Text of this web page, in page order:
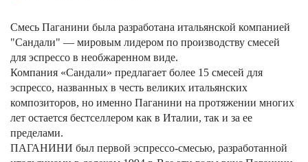
Смесь Паганини была разработана итальянской компанией
"Сандали" — мировым лидером по производству смесей
для эспрессо в необжаренном виде.
Компания «Сандали» предлагает более 15 смесей для
эспрессо, названных в честь великих итальянских
композиторов, но именно Паганини на протяжении многих
лет остается бестселлером как в Италии, так и за ее
пределами.
ПАГАНИНИ был первой эспрессо-смесью, разработанной